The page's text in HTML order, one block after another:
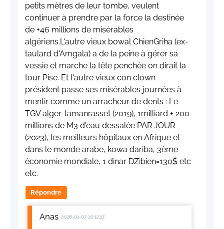
petits mètres de leur tombe, veulent
continuer à prendre par la force la destinée
de +46 millions de misérables
algériens.L'autre vieux bowal ChienGriha (ex-
taulard d'Amgala) a de la peine à gérer sa
vessie et marche la tête penchée on dirait la
tour Pise. Et l'autre vieux con clown
président passe ses misérables journées à
mentir comme un arracheur de dents : Le
TGV alger-tamanrasset (2019), 1milliard + 200
millions de M3 d'eau dessalée PAR JOUR
(2023), les meilleurs hôpitaux en Afrique et
dans le monde arabe, kowa dariba, 3ème
économie mondiale, 1 dinar DZibien=130$ etc
etc.
Répondre
Anas 2026-01-07 20:12:17